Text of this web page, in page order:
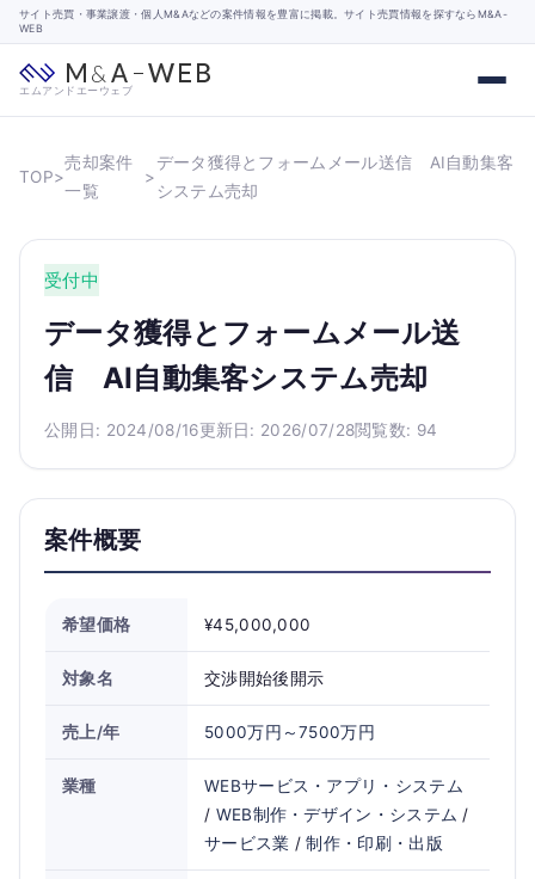
サイト売買・事業譲渡・個人M&Aなどの案件情報を豊富に掲載。サイト売買情報を探すならM&A-
WEB
エムアンドエーウェブ
TOP>
売却案件
一覧
>
データ獲得とフォームメール送信 AI自動集客
システム売却
受付中
データ獲得とフォームメール送
信 AI自動集客システム売却
公開日: 2024/08/16更新日: 2026/07/28閲覧数: 94
案件概要
希望価格 ¥45,000,000
対象名 交渉開始後開示
売上/年 5000万円～7500万円
業種
WEBサービス・アプリ・システム
/ WEB制作・デザイン・システム /
サービス業 /制作・印刷・出版